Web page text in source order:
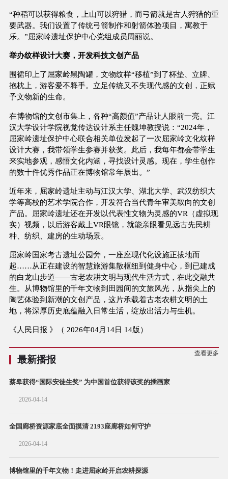
“种稻可以获得粮食，上山可以狩猎，而弓箭就是古人狩猎的重
要武器。我们设置了传统弓箭制作和射箭体验项目，寓教于
乐。”屈家岭遗址保护中心党组成员周丽说。
举办纹样设计大赛，开发科技文创产品
围裙印上了屈家岭黑陶罐，文物纹样“移植”到了杯垫、立牌、
抱枕上，游客爱不释手。立足传统又不失现代感的文创，正赋
予文物新的生命。
在博物馆的文创市集上，各种“高颜值”产品让人眼前一亮。江
汉大学设计学院视觉传达设计系主任魏坤教授说：“2024年，
屈家岭遗址保护中心联合相关单位发起了一次屈家岭文化纹样
设计大赛，我带领学生参赛并获奖。此后，我每年都会带学生
来实地参观，感悟文化内涵，寻找设计灵感。现在，学生创作
的数十件优秀作品正在博物馆常年展出。”
近年来，屈家岭遗址主动与江汉大学、湖北大学、武汉纺织大
学等高校的艺术学院合作，开发符合当代青年审美取向的文创
产品。屈家岭遗址还在开发以代表性文物为灵感的VR（虚拟现
实）视频，以后游客戴上VR眼镜，就能亲眼看见远古先民耕
种、纺织、建房的生动场景。
屈家岭国家考古遗址公园旁，一座座现代化设施正拔地而
起……从正在建设的智慧旅游集散枢纽到健身中心，到已建成
的白龙山步道——古老农耕文明与现代生活方式，在此交融共
生。从博物馆里的千年文物到田园间的文旅风光，从指尖上的
陶艺体验到新潮的文创产品，这片承载着古老农耕文明的土
地，将深厚历史底蕴融入日常生活，绽放出活力与生机。
《人民日报 》（ 2026年04月14日 14版）
最新播报
查看更多
蔡皋获得“国际安徒生奖” 为中国首位获得该奖的插画家
2026-04-14
全国廊桥资源家底全面摸清 2193座廊桥如何守护
2026-04-14
博物馆里的千年文物！走进屈家岭开启农耕探源